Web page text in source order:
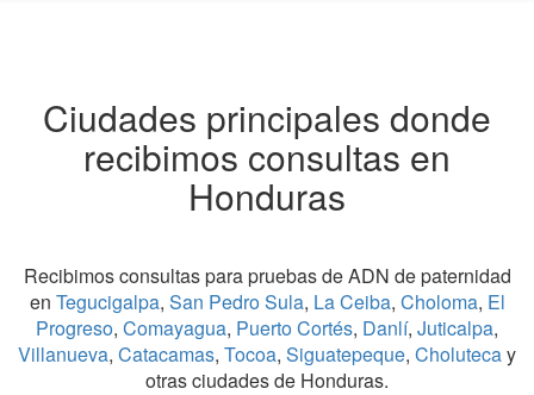
Ciudades principales donde
recibimos consultas en
Honduras
Recibimos consultas para pruebas de ADN de paternidad
en Tegucigalpa, San Pedro Sula, La Ceiba, Choloma, El
Progreso, Comayagua, Puerto Cortés, Danlí, Juticalpa,
Villanueva, Catacamas, Tocoa, Siguatepeque, Cholutecay
otras ciudades de Honduras.